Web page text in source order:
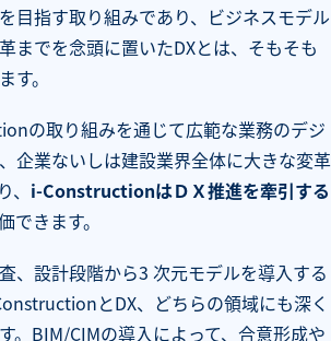
目指す取り組みであり、ビジネスモデル
までを念頭に置いたDXとは、そもそも
す。
の取り組みを通じて広範な業務のデジ
企業ないしは建設業界全体に大きな変革
i-ConstructionはＤＸ推進を牽引する
できます。
、設計段階から3 次元モデルを導入する
とDX、どちらの領域にも深く
。BIM/CIMの導入によって、合意形成や